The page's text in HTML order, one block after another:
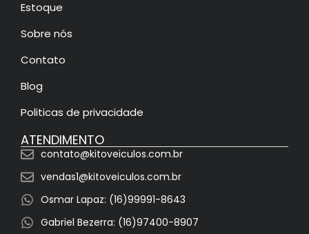
Estoque
Sobre nós
Contato
Blog
Politicas de privacidade
ATENDIMENTO
contato@kitoveiculos.com.br
vendas1@kitoveiculos.com.br
Osmar Lapaz: (16)99991-8643
Gabriel Bezerra: (16)97400-8907